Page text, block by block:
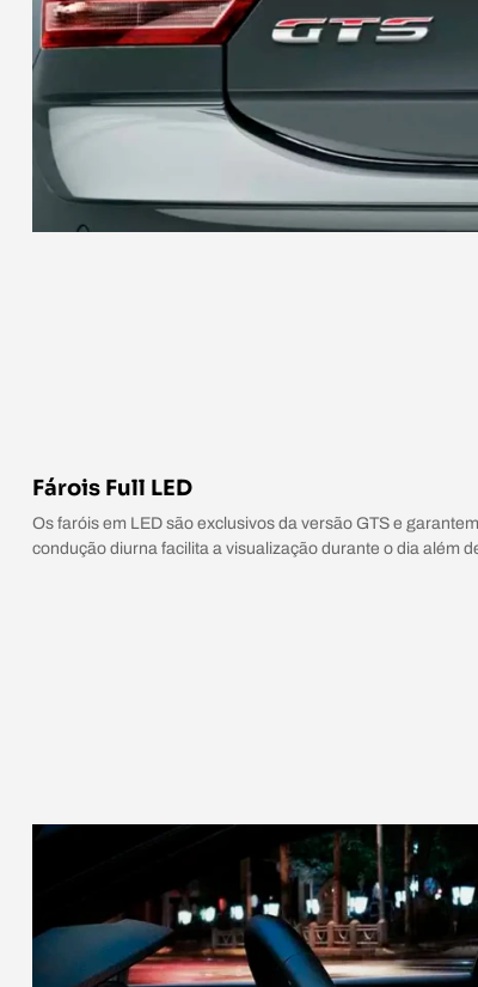
Fárois Full LED
Os faróis em LED são exclusivos da versão GTS e
condução diurna facilita a visualização durante o dia além